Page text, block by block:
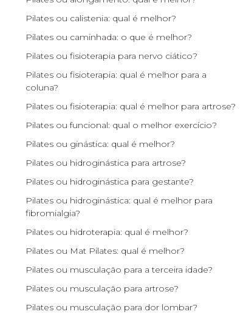
Pilates ou calistenia: qual é melhor?
Pilates ou caminhada: o que é melhor?
Pilates ou fisioterapia para nervo ciático?
Pilates ou fisioterapia: qual é melhor para a
coluna?
Pilates ou fisioterapia: qual é melhor para artrose?
Pilates ou funcional: qual o melhor exercício?
Pilates ou ginástica: qual é melhor?
Pilates ou hidroginástica para artrose?
Pilates ou hidroginástica para gestante?
Pilates ou hidroginástica: qual é melhor para
fibromialgia?
Pilates ou hidroterapia: qual é melhor?
Pilates ou Mat Pilates: qual é melhor?
Pilates ou musculação para a terceira idade?
Pilates ou musculação para artrose?
Pilates ou musculação para dor lombar?